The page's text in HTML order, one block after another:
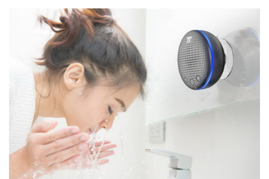
EduTech
IT Times
生成式AI與雲端應用
Enterprise Digital Transformation
特集